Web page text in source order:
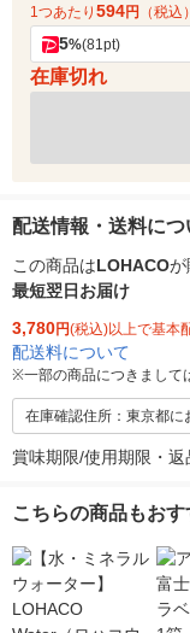
1つあたり 594円 （税込）
5%(81pt)
在庫切れ
配送情報・送料につ
この商品はLOHACOが
最短翌日お届け
3,780円(税込)以上で基本
配送料について
※一部の商品につきまして
在庫確認住所：東京都に
賞味期限/使用期限・返
こちらの商品もおす